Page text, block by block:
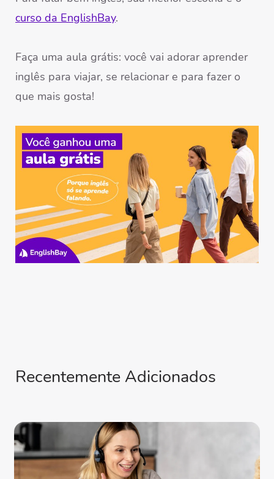
curso da EnglishBay.
Faça uma aula grátis: você vai adorar aprender
inglês para viajar, se relacionar e para fazer o
que mais gosta!
Recentemente Adicionados